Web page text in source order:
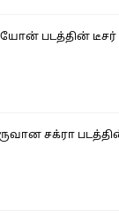
படத்தின் டீசர்
சக்ரா